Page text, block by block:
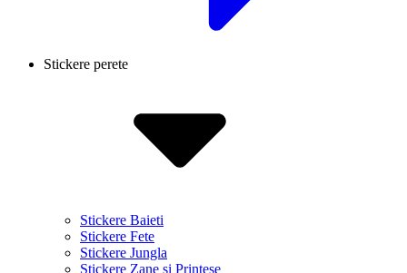
Stickere perete
Stickere Baieti
Stickere Fete
Stickere Jungla
Stickere Zane si Printese